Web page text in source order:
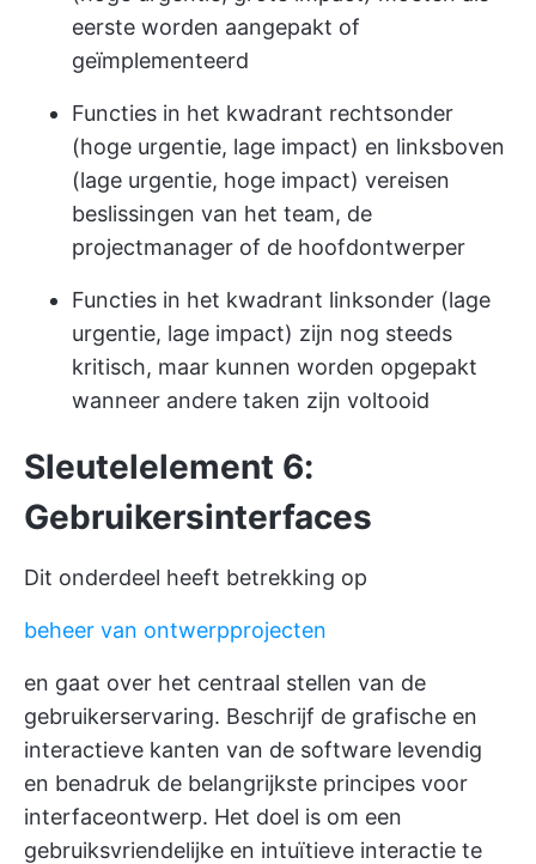
eerste worden aangepakt of
geïmplementeerd
Functies in het kwadrant rechtsonder
(hoge urgentie, lage impact) en linksboven
(lage urgentie, hoge impact) vereisen
beslissingen van het team, de
projectmanager of de hoofdontwerper
Functies in het kwadrant linksonder (lage
urgentie, lage impact) zijn nog steeds
kritisch, maar kunnen worden opgepakt
wanneer andere taken zijn voltooid
Sleutelelement 6:
Gebruikersinterfaces
Dit onderdeel heeft betrekking op
beheer van ontwerpprojecten
en gaat over het centraal stellen van de
gebruikerservaring. Beschrijf de grafische en
interactieve kanten van de software levendig
en benadruk de belangrijkste principes voor
interfaceontwerp. Het doel is om een
gebruiksvriendelijke en intuïtieve interactie te